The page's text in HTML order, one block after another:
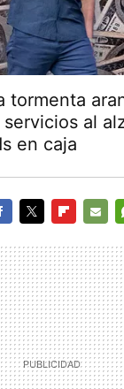
tormenta
al
en caja
MAIL